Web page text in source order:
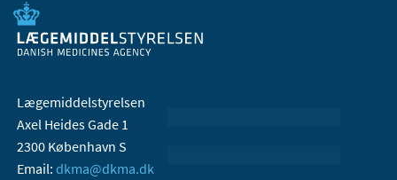
Lægemiddelstyrelsen
Axel Heides Gade 1
2300 København S
Email: dkma@dkma.dk